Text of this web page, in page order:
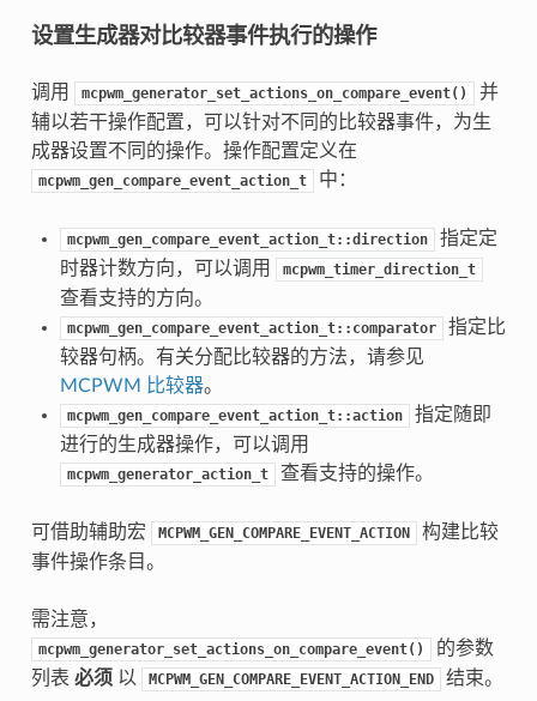
设置生成器对比较器事件执行的操作
调用 mcpwm_generator_set_actions_on_compare_event()
并
辅以若干操作配置，可以针对不同的比较器事件，为生
成器设置不同的操作。操作配置定义在
mcpwm_gen_compare_event_action_t 中：
mcpwm_gen_compare_event_action_t::direction
指定定
时器计数方向，可以调用
mcpwm_timer_direction_t
查看支持的方向。
mcpwm_gen_compare_event_action_t::comparator
指定比
较器句柄。有关分配比较器的方法，请参见
MCPWM 比较器。
mcpwm_gen_compare_event_action_t::action
指定随即
进行的生成器操作，可以调用
mcpwm_generator_action_t 查看支持的操作。
可借助辅助宏 MCPWM_GEN_COMPARE_EVENT_ACTION
构建比较
事件操作条目。
需注意，
mcpwm_generator_set_actions_on_compare_event()
的参数
列表 必须 以 MCPWM_GEN_COMPARE_EVENT_ACTION_END 结束。